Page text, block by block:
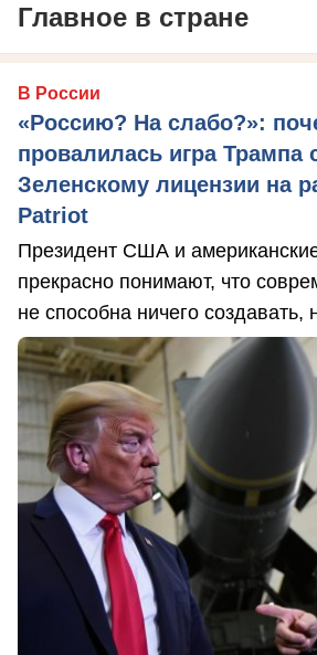
Главное в стране
В России
«Россию? На слабо?»:
провалилась игра Трампа
Зеленскому лицензии на
Patriot
Президент США и
прекрасно понимают, что
не способна ничего